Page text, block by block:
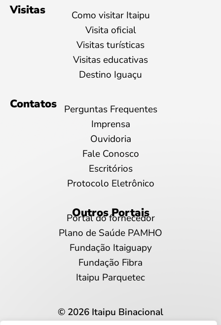
Visitas
Como visitar Itaipu
Visita oficial
Visitas turísticas
Visitas educativas
Destino Iguaçu
Contatos
Perguntas Frequentes
Imprensa
Ouvidoria
Fale Conosco
Escritórios
Protocolo Eletrônico
Outros Portais
Portal do fornecedor
Plano de Saúde PAMHO
Fundação Itaiguapy
Fundação Fibra
Itaipu Parquetec
© 2026 Itaipu Binacional